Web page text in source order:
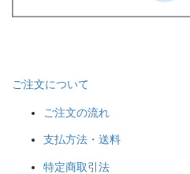
ご注文について
ご注文の流れ
支払方法・送料
特定商取引法